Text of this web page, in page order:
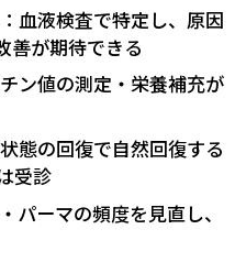
：血液検査で特定し、原因
善が期待できる
ン値の測定・栄養補充が
態の回復で自然回復する
受診
パーマの頻度を見直し、